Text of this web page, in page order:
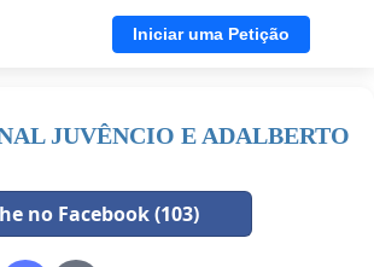
Iniciar uma Petição
JUVÊNCIO E ADALBERTO
no Facebook (103)